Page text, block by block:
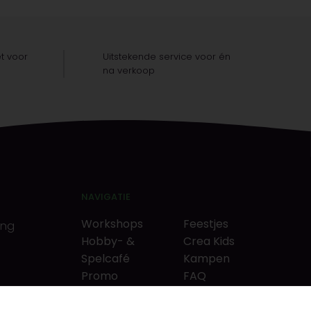
voor
Uitstekende service voor én
na verkoop
NAVIGATIE
Workshops
Hobby- &
Spelcafé
Promo
Feestjes
Crea Kids
Kampen
FAQ